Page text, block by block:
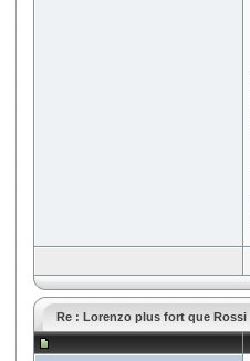
Re : Lorenzo plus fort que Rossi